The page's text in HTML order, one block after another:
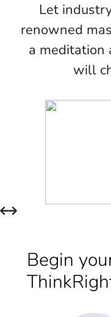
Let
renowned
a meditation
will
Begin